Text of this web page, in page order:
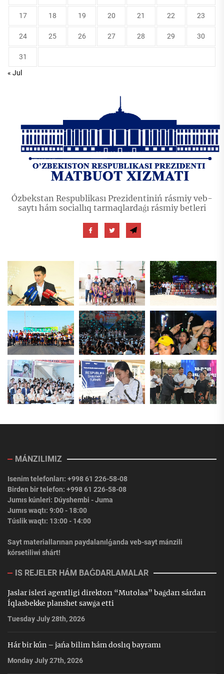
17 18 19 20 21 22 23
24 25 26 27 28 29 30
31
« Jul
Ózbekstan Respublikası Prezidentiniń rásmiy veb-
saytı hám sociallıq tarmaqlardaǵı rásmiy betleri
MÁNZILIMIZ
Isenim telefonları: +998 61 226-58-08
Birden bir telefon: +998 61 226-58-08
Jumıs kúnleri: Dúyshembi - Juma
Jumıs waqtı: 9:00 - 18:00
Túslik waqtı: 13:00 - 14:00
Sayt materiallarınan paydalanılǵanda veb-sayt mánzili
kórsetiliwi shárt!
IS REJELER HÁM BAǴDARLAMALAR
Jaslar isleri agentligi direktorı “Mutolaa” baǵdarı sárdarı
Íqlasbekke planshet sawǵa etti
Tuesday July 28th, 2026
Hár bir kún – jańa bilim hám doslıq bayramı
Monday July 27th, 2026